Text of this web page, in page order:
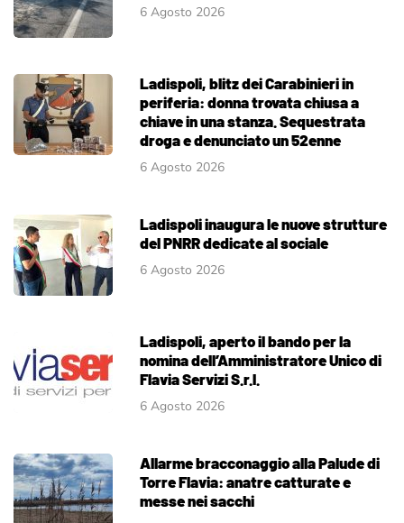
6 Agosto 2026
Ladispoli, blitz dei Carabinieri in
periferia: donna trovata chiusa a
chiave in una stanza. Sequestrata
droga e denunciato un 52enne
6 Agosto 2026
Ladispoli inaugura le nuove strutture
del PNRR dedicate al sociale
6 Agosto 2026
Ladispoli, aperto il bando per la
nomina dell’Amministratore Unico di
Flavia Servizi S.r.l.
6 Agosto 2026
Allarme bracconaggio alla Palude di
Torre Flavia: anatre catturate e
messe nei sacchi